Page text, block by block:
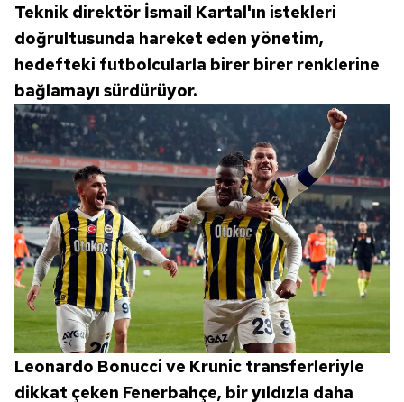
Teknik direktör İsmail Kartal'ın istekleri
doğrultusunda hareket eden yönetim,
hedefteki futbolcularla birer birer renklerine
bağlamayı sürdürüyor.
Leonardo Bonucci ve Krunic transferleriyle
dikkat çeken Fenerbahçe, bir yıldızla daha